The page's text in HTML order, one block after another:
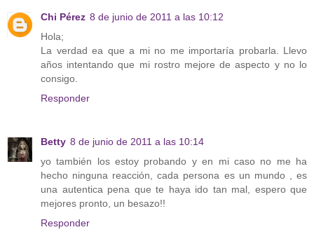
Chi Pérez 8 de junio de 2011 a las 10:12
Hola;
La verdad ea que a mi no me importaría probarla. Llevo
años intentando que mi rostro mejore de aspecto y no lo
consigo.
Responder
Betty 8 de junio de 2011 a las 10:14
yo también los estoy probando y en mi caso no me ha
hecho ninguna reacción, cada persona es un mundo , es
una autentica pena que te haya ido tan mal, espero que
mejores pronto, un besazo!!
Responder